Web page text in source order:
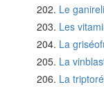
Le
Les
La
La
La